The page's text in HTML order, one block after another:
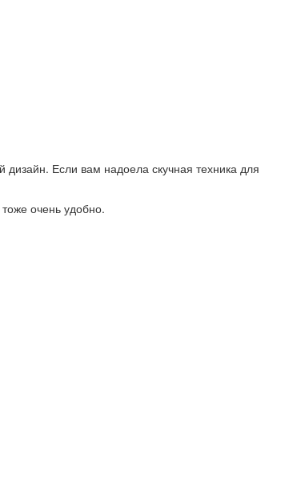
Если вам надоела скучная техника для
очень удобно.